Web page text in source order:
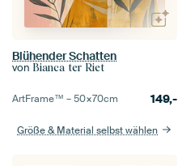
Blühender Schatten
von Bianca ter Riet
ArtFrame™ –50×70cm 149,-
Größe & Material selbst wählen